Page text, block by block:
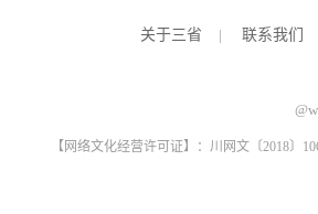
关于三省 | 联系我们
【网络文化经营许可证】：川网文〔2018